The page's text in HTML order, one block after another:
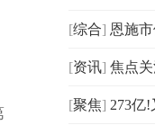
[综合] 恩施市仙仙
[资讯] 焦点关注：科瑞
[聚焦] 273亿!